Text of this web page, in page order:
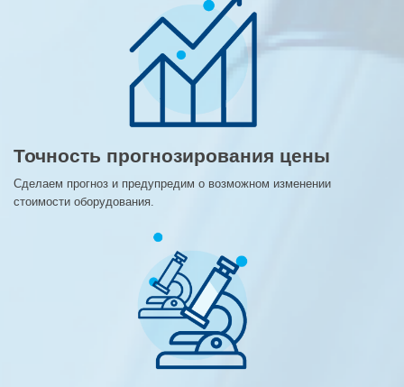
Точность прогнозирования цены
Сделаем прогноз и предупредим о возможном изменении
стоимости оборудования.